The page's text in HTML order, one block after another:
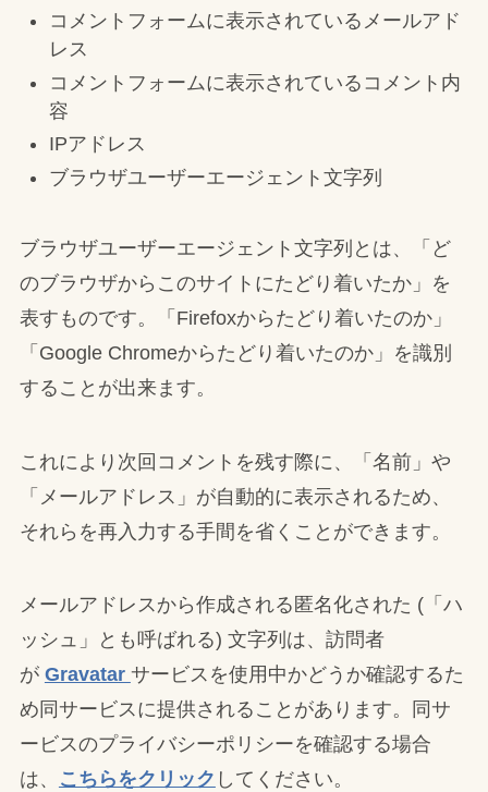
コメントフォームに表示されているメールアド
レス
コメントフォームに表示されているコメント内
容
IPアドレス
ブラウザユーザーエージェント文字列
ブラウザユーザーエージェント文字列とは、「ど
のブラウザからこのサイトにたどり着いたか」を
表すものです。「Firefoxからたどり着いたのか」
「Google Chromeからたどり着いたのか」を識別
することが出来ます。
これにより次回コメントを残す際に、「名前」や
「メールアドレス」が自動的に表示されるため、
それらを再入力する手間を省くことができます。
メールアドレスから作成される匿名化された (「ハ
ッシュ」とも呼ばれる) 文字列は、訪問者
が Gravatar サービスを使用中かどうか確認するた
め同サービスに提供されることがあります。同サ
ービスのプライバシーポリシーを確認する場合
は、
こちらをクリック してください。